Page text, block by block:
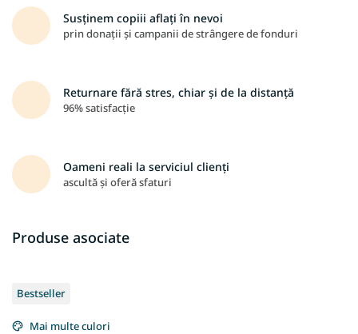
Susținem copiii aflați în nevoi
prin donații și campanii de strângere de fonduri
Returnare fără stres, chiar și de la distanță
96% satisfacție
Oameni reali la serviciul clienți
ascultă și oferă sfaturi
Produse asociate
Bestseller
Mai multe culori